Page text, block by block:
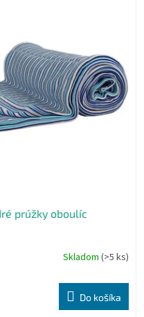
prúžky oboulíc
Skladom(>5 ks)
Do košíka